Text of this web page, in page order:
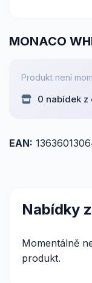
MONACO
Produkt není
0 nabídek z
EAN:
Nabídky
Momentálně
produkt.